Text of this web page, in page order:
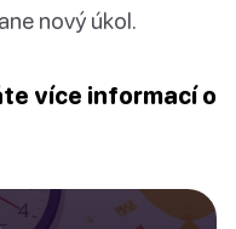
nový úkol.
více informací o